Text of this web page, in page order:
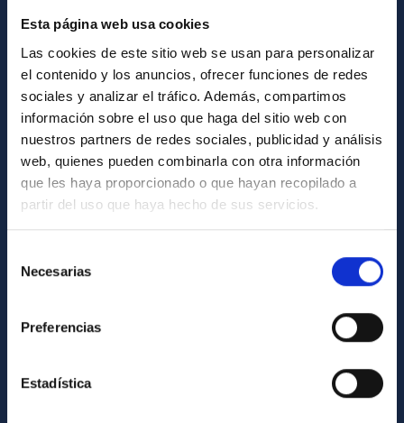
Esta página web usa cookies
Las cookies de este sitio web se usan para personalizar
el contenido y los anuncios, ofrecer funciones de redes
sociales y analizar el tráfico. Además, compartimos
información sobre el uso que haga del sitio web con
nuestros partners de redes sociales, publicidad y análisis
web, quienes pueden combinarla con otra información
que les haya proporcionado o que hayan recopilado a
partir del uso que haya hecho de sus servicios.
Necesarias
Preferencias
Estadística
How to get to the IAC
List of personnel
Library
General register
ABOUT THE IAC
Code of ethics and anti-fraud policy
Forever IAC